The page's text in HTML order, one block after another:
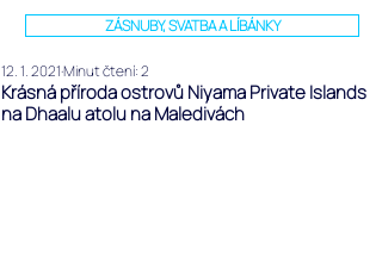
Krásná příroda ostrovů Niyama Private Islands
na Dhaalu atolu na Maledivách
12. 1. 2021Minut čtení: 2
ZÁSNUBY, SVATBA A LÍBÁNKY